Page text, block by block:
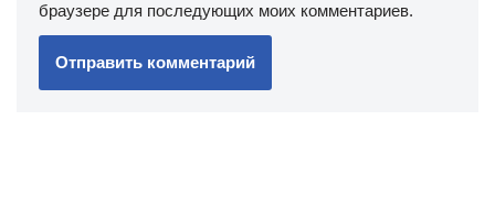
браузере для последующих моих комментариев.